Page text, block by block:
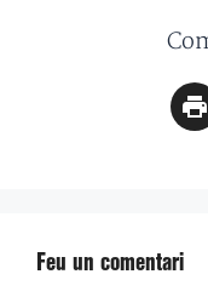
Feu un comentari